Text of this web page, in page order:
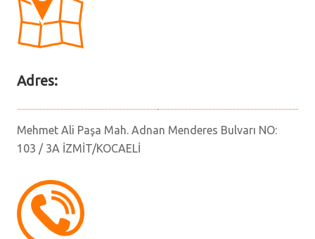
Adres:
Mehmet Ali Paşa Mah. Adnan Menderes Bulvarı NO:
103 / 3A İZMİT/KOCAELİ